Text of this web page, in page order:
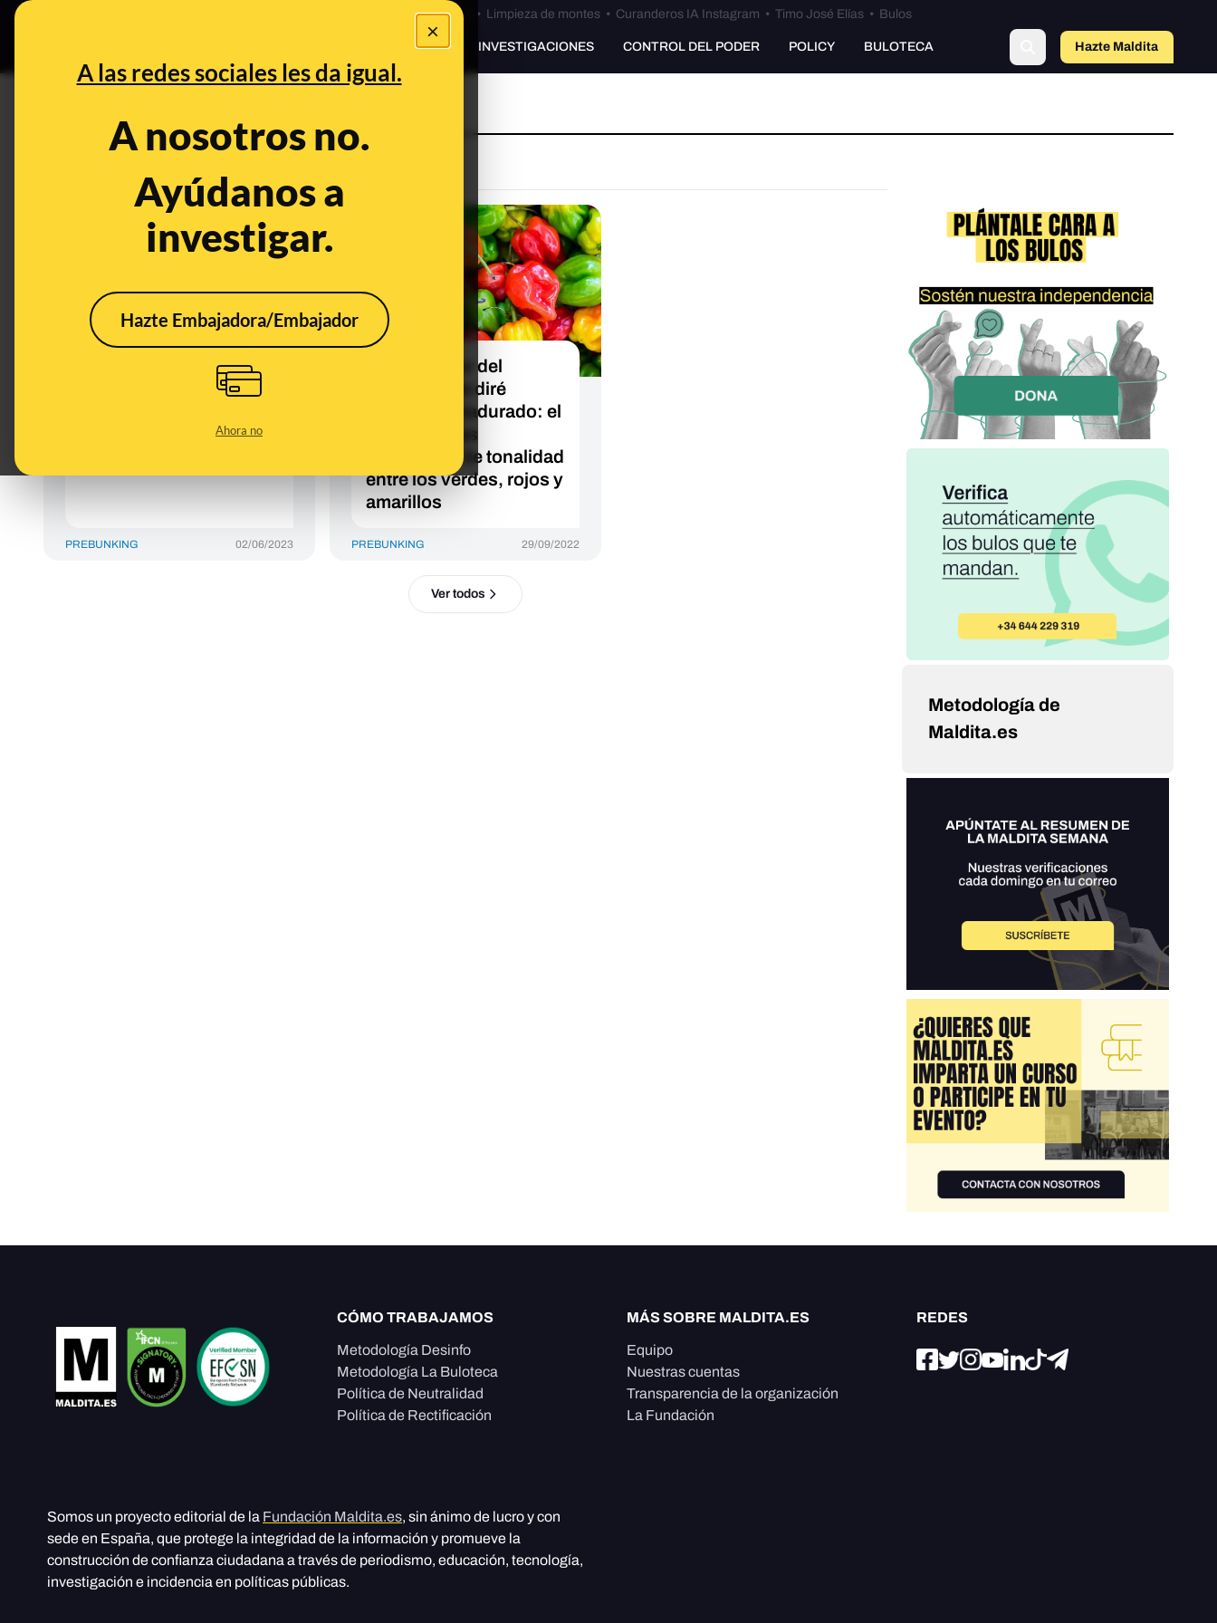
×
A las redes sociales les da igual.
A nosotros no.
Ayúdanos a
investigar.
Hazte Embajadora/Embajador
Ahora no
Bulos Ceuta • Limpieza de montes• Curanderos IA Instagram • Timo José Elías• Bulos
PREBUNKING INVESTIGACIONES CONTROL DEL PODER POLICY BULOTECA Hazte Maldita
amarillo
Azules, amarillos y
verdes: el filtro de
PREBUNKING 02/06/2023
Dime el color del
pimiento y te diré
cuánto ha madurado: el
porqué de las
diferencias de tonalidad
entre los verdes, rojos y
amarillos
PREBUNKING 29/09/2022
Ver todos
Metodología de
Maldita.es
CÓMO TRABAJAMOS
Metodología Desinfo
Metodología La Buloteca
Política de Neutralidad
Política de Rectificación
MÁS SOBRE MALDITA.ES
Equipo
Nuestras cuentas
Transparencia de la organización
La Fundación
REDES
Somos un proyecto editorial de la Fundación Maldita.es, sin ánimo de lucro y con
sede en España, que protege la integridad de la información y promueve la
construcción de confianza ciudadana a través de periodismo, educación, tecnología,
investigación e incidencia en políticas públicas.